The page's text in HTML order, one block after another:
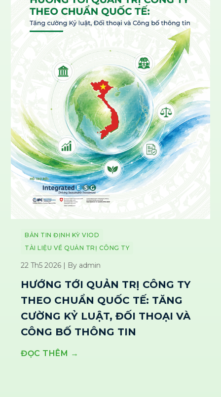
BẢN TIN ĐỊNH KỲ VIOD
TÀI LIỆU VỀ QUẢN TRỊ CÔNG TY
22 Th5 2026 | By admin
HƯỚNG TỚI QUẢN TRỊ CÔNG TY
THEO CHUẨN QUỐC TẾ: TĂNG
CƯỜNG KỶ LUẬT, ĐỐI THOẠI VÀ
CÔNG BỐ THÔNG TIN
ĐỌC THÊM →